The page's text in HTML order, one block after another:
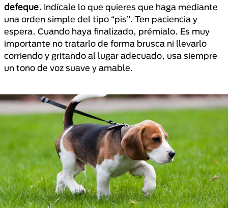
defeque. Indícale lo que quieres que haga mediante
una orden simple del tipo “pis”. Ten paciencia y
espera. Cuando haya finalizado, prémialo. Es muy
importante no tratarlo de forma brusca ni llevarlo
corriendo y gritando al lugar adecuado, usa siempre
un tono de voz suave y amable.